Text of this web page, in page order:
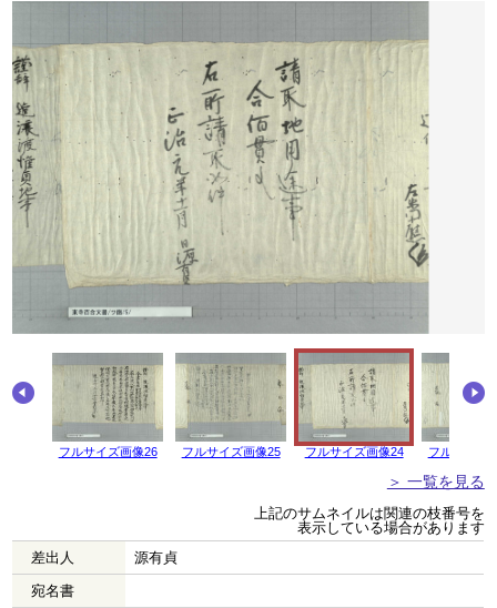
フルサイズ画像26 フルサイズ画像25 フルサイズ画像24 フルサイズ
＞ 一覧を見る
上記のサムネイルは関連の枝番号を
表示している場合があります
差出人
源有貞
宛名書